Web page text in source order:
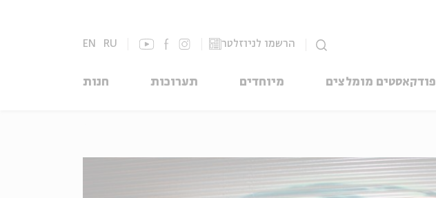
הרשמו לניוזלטר EN RU
פודקאסטים מומלצים מיוחדים תערוכות חנות